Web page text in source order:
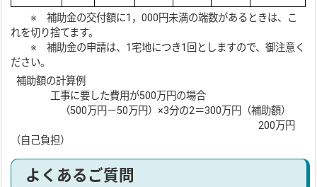
※ 補助金の交付額に1，000円未満の端数があるときは、こ
れを切り捨てます。
※ 補助金の申請は、1宅地につき1回としますので、御注意く
ださい。
補助額の計算例
工事に要した費用が500万円の場合
（500万円－50万円）×3分の2＝300万円（補助額）
200万円
（自己負担）
よくあるご質問